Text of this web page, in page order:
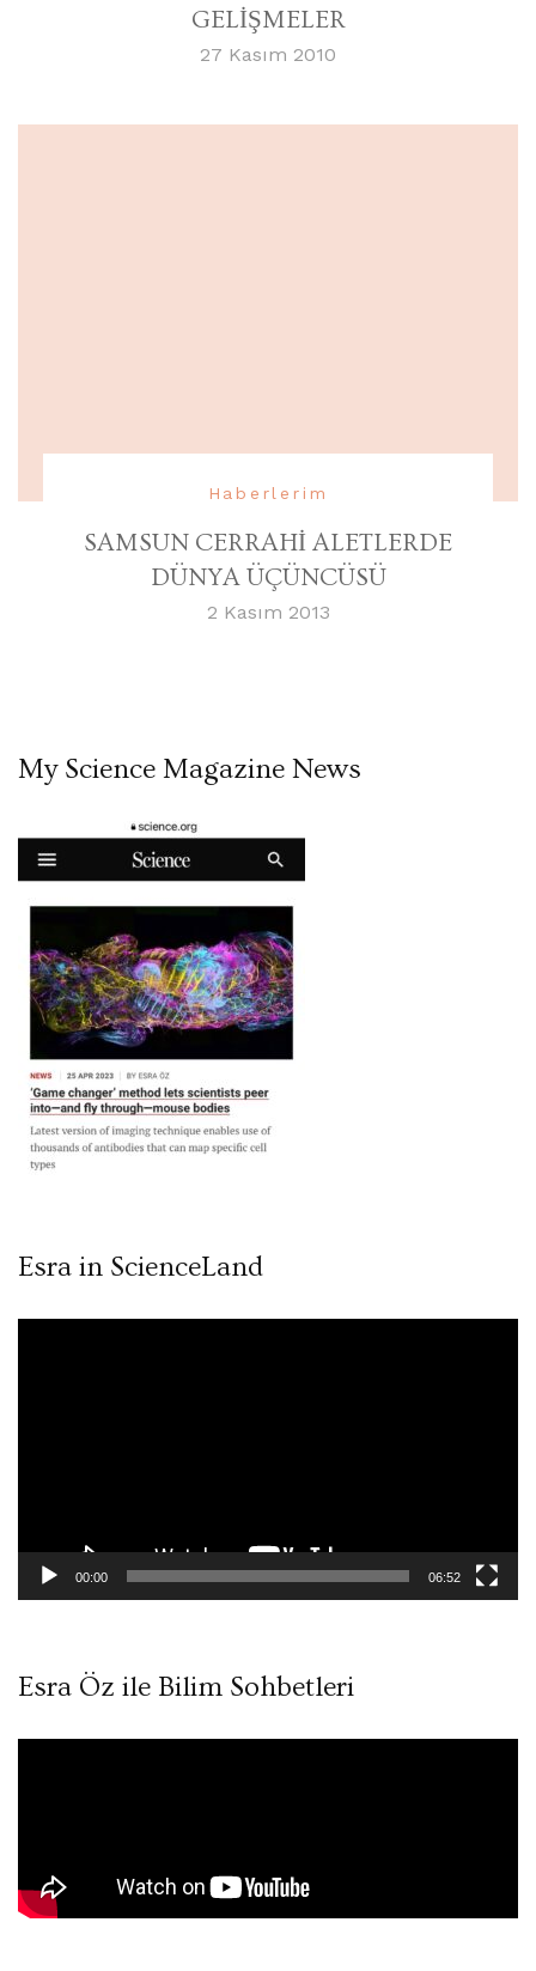
GELİŞMELER
27 Kasım 2010
Haberlerim
SAMSUN CERRAHİ ALETLERDE
DÜNYA ÜÇÜNCÜSÜ
2 Kasım 2013
My Science Magazine News
Esra in ScienceLand
00:00 06:52
Esra Öz ile Bilim Sohbetleri